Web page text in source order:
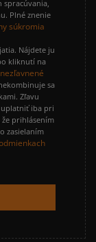
spracúvania,
Plné znenie
súkromia
Nájdete ju
kliknutí na
nezľavnené
sa
Zľavu
uplatniť iba pri
prihlásením
zasielaním